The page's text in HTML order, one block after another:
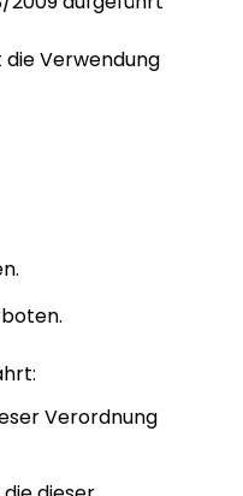
die Verwendung
Verordnung